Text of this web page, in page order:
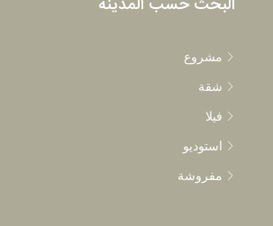
البحث حسب المدينة
مشروع
شقة
فيلا
استوديو
مفروشة